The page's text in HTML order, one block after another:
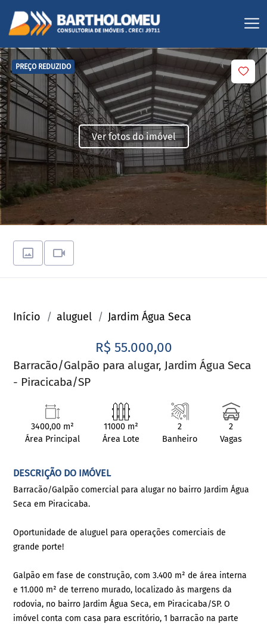
PREÇO REDUZIDO
Ver fotos do imóvel
Início aluguel Jardim Água Seca
R$ 55.000,00
Barracão/Galpão para alugar, Jardim Água Seca
- Piracicaba/SP
3400,00 m²
Área Principal
11000 m²
Área Lote
2
Banheiro
2
Vagas
DESCRIÇÃO DO IMÓVEL
Barracão/Galpão comercial para alugar no bairro Jardim Água
Seca em Piracicaba.
Oportunidade de aluguel para operações comerciais de
grande porte!
Galpão em fase de construção, com 3.400 m² de área interna
e 11.000 m² de terreno murado, localizado às margens da
rodovia, no bairro Jardim Água Seca, em Piracicaba/SP. O
imóvel conta com casa para escritório, 1 barracão na parte